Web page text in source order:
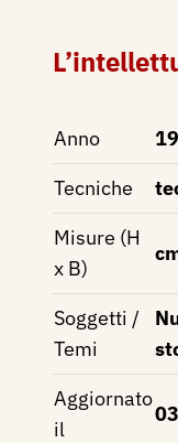
Anno
Tecniche
Misure (H
x B)
Soggetti /
Temi
Aggiornato
il